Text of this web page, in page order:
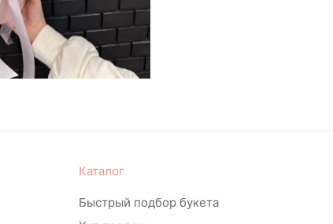
Каталог
Быстрый подбор букета